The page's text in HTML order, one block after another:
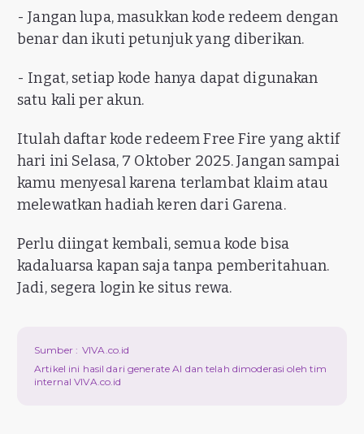
- Jangan lupa, masukkan kode redeem dengan
benar dan ikuti petunjuk yang diberikan.
- Ingat, setiap kode hanya dapat digunakan
satu kali per akun.
Itulah daftar kode redeem Free Fire yang aktif
hari ini Selasa, 7 Oktober 2025. Jangan sampai
kamu menyesal karena terlambat klaim atau
melewatkan hadiah keren dari Garena.
Perlu diingat kembali, semua kode bisa
kadaluarsa kapan saja tanpa pemberitahuan.
Jadi, segera login ke situs rewa.
Sumber : VIVA.co.id
Artikel ini hasil dari generate AI dan telah dimoderasi oleh tim
internal VIVA.co.id